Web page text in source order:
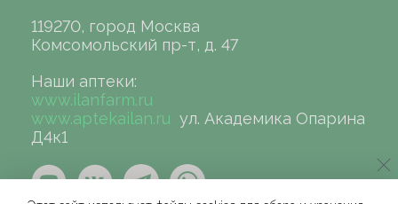
119270, город Москва
Комсомольский пр-т, д. 47
Наши аптеки:
www.ilanfarm.ru
www.aptekailan.ru ул. Академика Опарина
Д4к1